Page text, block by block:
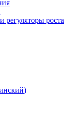
регуляторы роста
)